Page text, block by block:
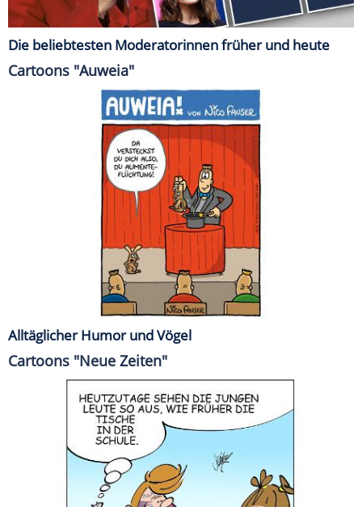
Die beliebtesten Moderatorinnen früher und heute
Cartoons "Auweia"
Alltäglicher Humor und Vögel
Cartoons "Neue Zeiten"